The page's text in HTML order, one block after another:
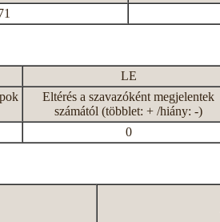
LE
Eltérés a szavazóként megjelentek
számától (többlet: + /hiány: -)
0